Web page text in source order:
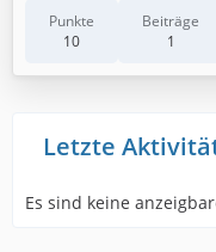
Punkte
10
Beiträge
1
Letzte
Es sind keine